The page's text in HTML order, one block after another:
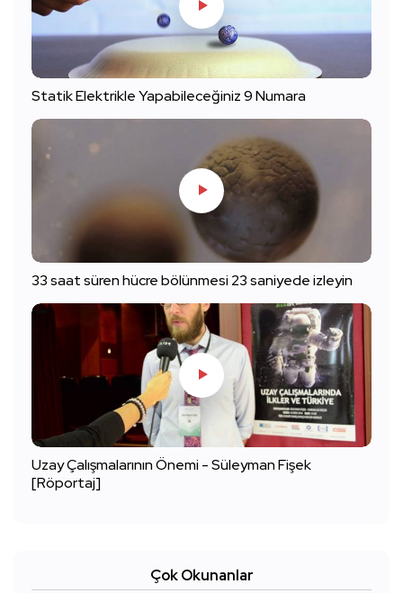
Statik Elektrikle Yapabileceğiniz 9 Numara
33 saat süren hücre bölünmesi 23 saniyede izleyin
Uzay Çalışmalarının Önemi - Süleyman Fişek
[Röportaj]
Çok Okunanlar